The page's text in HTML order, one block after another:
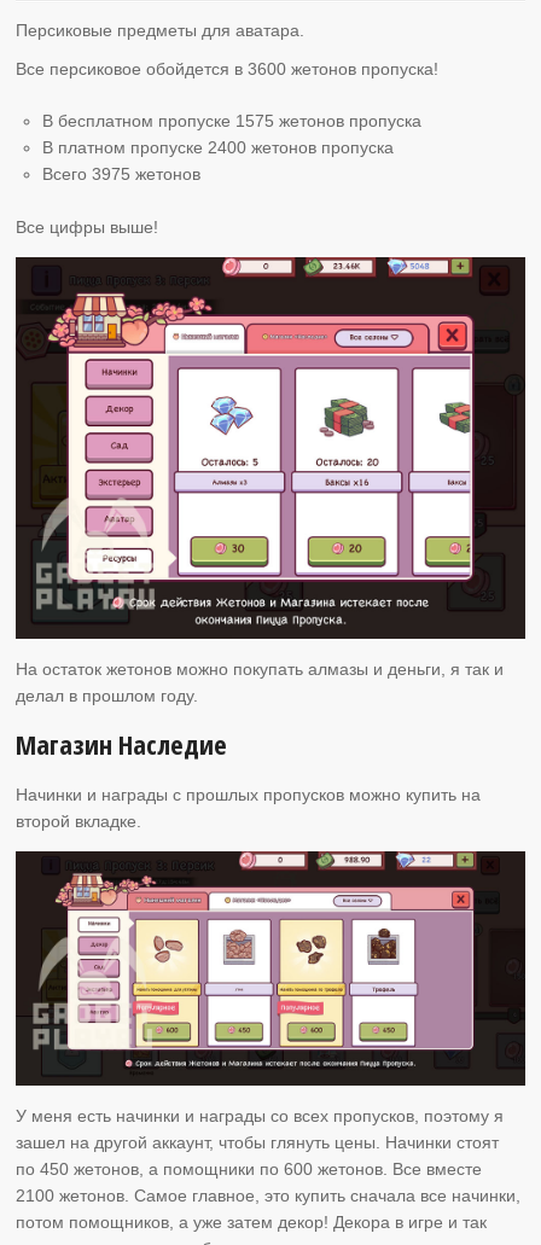
Персиковые предметы для аватара.
Все персиковое обойдется в 3600 жетонов пропуска!
В бесплатном пропуске 1575 жетонов пропуска
В платном пропуске 2400 жетонов пропуска
Всего 3975 жетонов
Все цифры выше!
На остаток жетонов можно покупать алмазы и деньги, я так и
делал в прошлом году.
Магазин Наследие
Начинки и награды с прошлых пропусков можно купить на
второй вкладке.
У меня есть начинки и награды со всех пропусков, поэтому я
зашел на другой аккаунт, чтобы глянуть цены. Начинки стоят
по 450 жетонов, а помощники по 600 жетонов. Все вместе
2100 жетонов. Самое главное, это купить сначала все начинки,
потом помощников, а уже затем декор! Декора в игре и так